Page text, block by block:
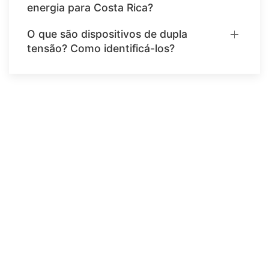
energia para Costa Rica?
O que são dispositivos de dupla
tensão? Como identificá-los?